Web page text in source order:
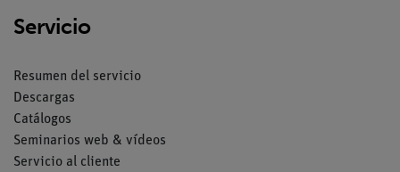
Servicio
Resumen del servicio
Descargas
Catálogos
Seminarios web & vídeos
Servicio al cliente